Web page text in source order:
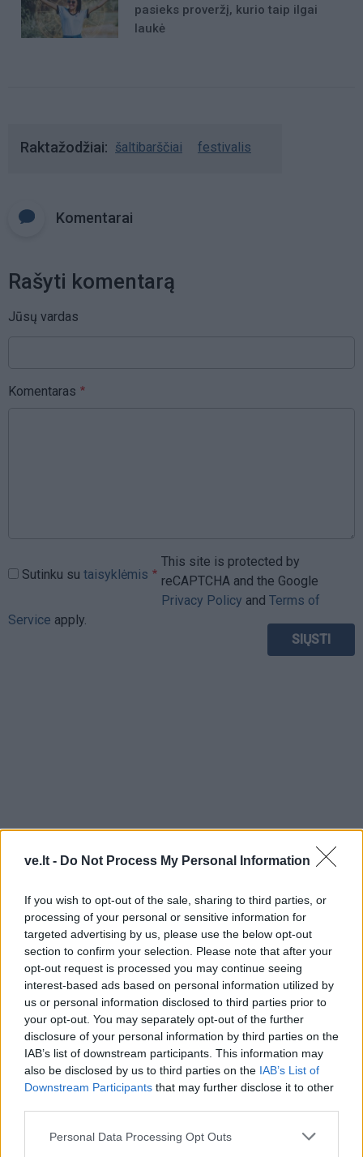
ve.lt - Do Not Process My Personal Information
If you wish to opt-out of the sale, sharing to third parties, or
processing of your personal or sensitive information for
targeted advertising by us, please use the below opt-out
section to confirm your selection. Please note that after your
opt-out request is processed you may continue seeing
interest-based ads based on personal information utilized by
us or personal information disclosed to third parties prior to
your opt-out. You may separately opt-out of the further
disclosure of your personal information by third parties on the
IAB’s list of downstream participants. This information may
also be disclosed by us to third parties on the IAB’s List of
Downstream Participants that may further disclose it to other
Personal Data Processing Opt Outs
pasieks proveržį, kurio taip ilgai
laukė
Raktažodžiai šaltibarščiai festivalis
Komentarai
Rašyti komentarą
Jūsų vardas
Komentaras
Sutinku su taisyklėmis
This site is protected by
reCAPTCHA and the Google
Privacy Policy and Terms of
Service apply.
TAIP PAT SKAITYKITE
Lietuva
Premjeras: nėra
indikacijų, kad reikia
kaina turi viršyti 2,2 euro
Lietuva
Mindaugas Sinkevičius
ramina visuomenę dėl
piliečiams nereikėtų